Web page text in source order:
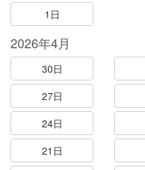
1日
2026年4月
30日
27日
24日
21日